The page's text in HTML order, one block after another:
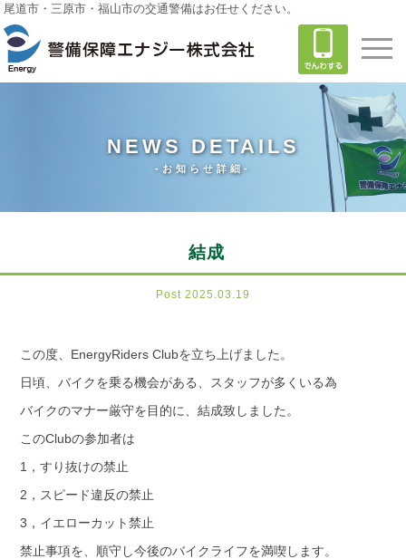
尾道市・三原市・福山市の交通警備はお任せください。
NEWS DETAILS
-お知らせ詳細-
結成
Post 2025.03.19
この度、EnergyRiders Clubを立ち上げました。
日頃、バイクを乗る機会がある、スタッフが多くいる為
バイクのマナー厳守を目的に、結成致しました。
このClubの参加者は
1，すり抜けの禁止
2，スピード違反の禁止
3，イエローカット禁止
禁止事項を、順守し今後のバイクライフを満喫します。